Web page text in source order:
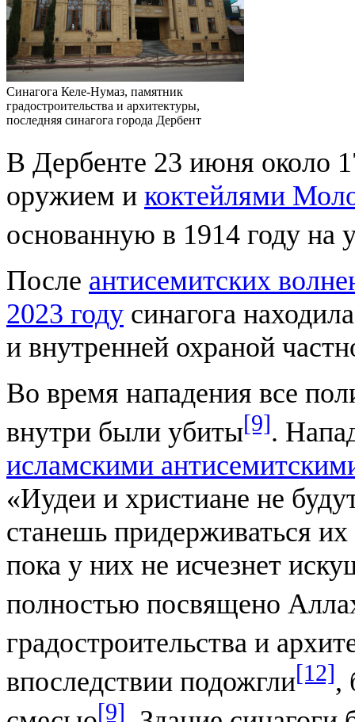
Синагога Келе-Нумаз, памятник
градостроительства и архитектуры,
последняя синагога города Дербент
В Дербенте 23 июня около
оружием и коктейлями
основанную в 1914 году на
После антисемитских
2023 году синагога
и внутренней охраной
Во время нападения все
внутри были убиты[9].
исламскими
«Иудеи и христиане не
станешь придерживаться
пока у них не исчезнет
полностью посвящено
градостроительства и
впоследствии подожгли[12],
[9]